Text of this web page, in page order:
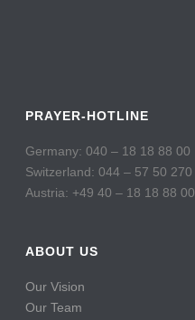
PRAYER-HOTLINE
Germany: 040 – 18 18 88 00
Switzerland: 044 – 57 50 270
Austria: +49 40 – 18 18 88 00
ABOUT US
Our Vision
Our Team